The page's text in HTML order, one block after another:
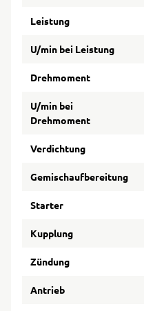
Leistung
U/min bei Leistung
Drehmoment
U/min bei
Drehmoment
Verdichtung
Gemischaufbereitung
Starter
Kupplung
Zündung
Antrieb